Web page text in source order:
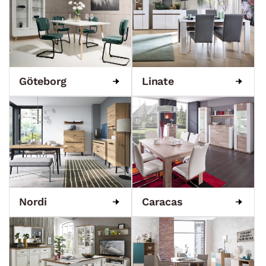
Göteborg Linate
Nordi Caracas